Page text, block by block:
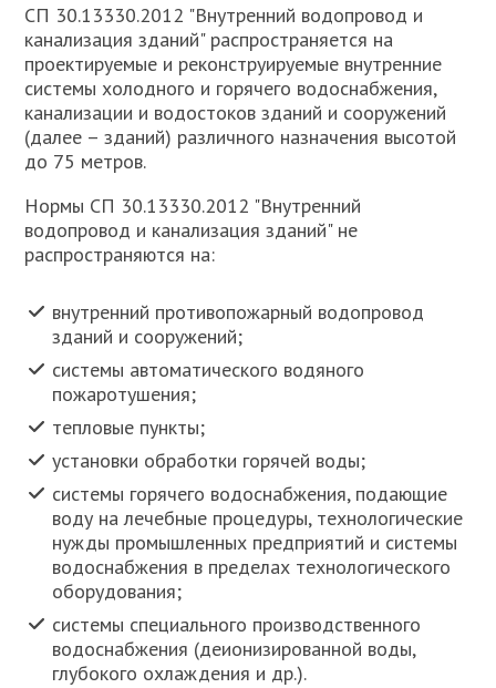
СП 30.13330.2012 "Внутренний водопровод и
канализация зданий" распространяется на
проектируемые и реконструируемые внутренние
системы холодного и горячего водоснабжения,
канализации и водостоков зданий и сооружений
(далее – зданий) различного назначения высотой
до 75 метров.
Нормы СП 30.13330.2012 "Внутренний
водопровод и канализация зданий" не
распространяются на:
внутренний противопожарный водопровод
зданий и сооружений;
системы автоматического водяного
пожаротушения;
тепловые пункты;
установки обработки горячей воды;
системы горячего водоснабжения, подающие
воду на лечебные процедуры, технологические
нужды промышленных предприятий и системы
водоснабжения в пределах технологического
оборудования;
системы специального производственного
водоснабжения (деионизированной воды,
глубокого охлаждения и др.).